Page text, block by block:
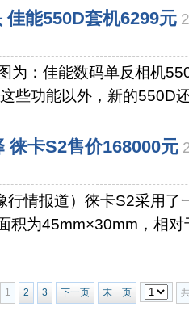
能550D套机6299元
为：佳能数码单反相机
些功能以外，新的550D
徕卡S2售价168000元
行情报道）徕卡S2采用
积为45mm×30mm，相
1 2 3 下一页 末 页